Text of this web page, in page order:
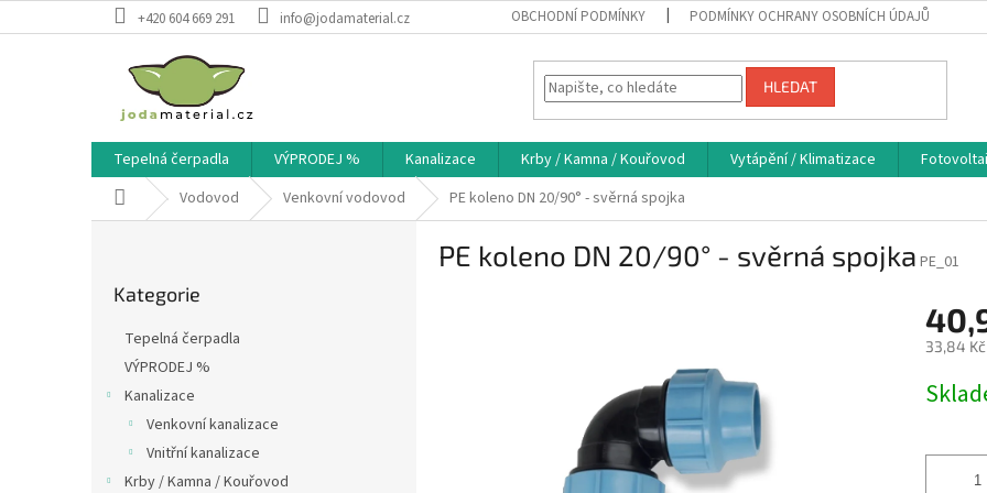
na
+420 604 669 291 info@jodamaterial.cz OBCHODNÍ PODMÍNKY PODMÍNKY OCHRANY OSOBNÍCH ÚDAJŮ
HLEDAT
Tepelná čerpadla VÝPRODEJ % Kanalizace Krby / Kamna / Kouřovod Vytápění / Klimatizace
Domů Vodovod Venkovní vodovod PE koleno DN 20/90° - svěrná spojka
kategorie
Kategorie
Tepelná čerpadla
VÝPRODEJ %
Kanalizace
Venkovní kanalizace
Vnitřní kanalizace
Krby / Kamna / Kouřovod
PE koleno DN 20/90° - svěrná spojka PE_01
33,84
cena: